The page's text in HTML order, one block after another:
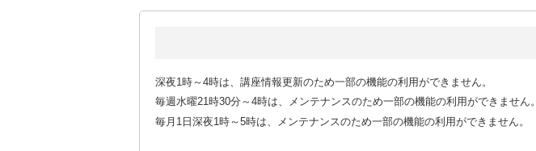
深夜1時～4時は、講座情報更新のため一部の機能の利用ができません。
毎週水曜21時30分～4時は、メンテナンスのため一部の機能の利用ができません。
毎月1日深夜1時～5時は、メンテナンスのため一部の機能の利用ができません。